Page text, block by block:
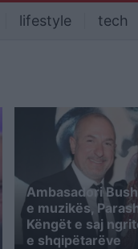
lifestyle tech
Ambasadori
e muzikës,
Këngët e saj
e shqipëtarëve